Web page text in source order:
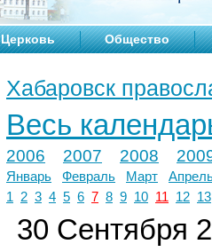
Церковь Общество
Хабаровск
Весь
2006 2007 2008
Январь Февраль Март
1
2 3 4 5 6 7 8 9 10 11 12 13
30 Сентября